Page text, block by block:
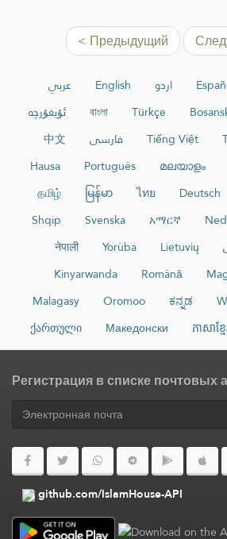
< Предыдущий
عربي English اردو
ئۇيغۇرچە
বাংলা Türkçe
中文
فارسی Tiếng Việt
Hausa
Português മലയാളം
தமிழ்
မြန်မာ ไทย Deutsch
Shqip
Svenska አማርኛ
नेपाली
Yorùbá Lietuvių
Kinyarwanda
Română
Malagasy
Oromoo ಕನ್ನಡ
ქართული
Македонски ភាសាខ្ម
Регистрация в списке почтовых
github.com/IslamHouse-API